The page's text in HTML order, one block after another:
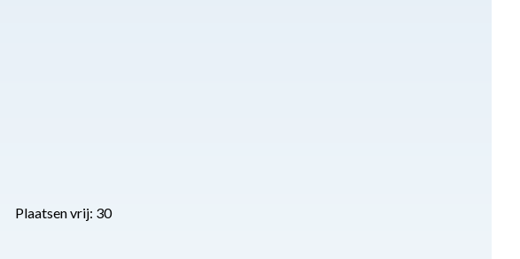
Plaatsen vrij: 30